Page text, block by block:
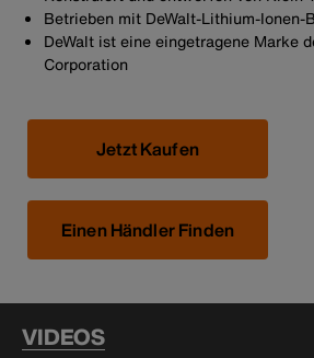
Betrieben mit DeWalt-Lithium-
DeWalt ist eine eingetragene Marke
Corporation
Jetzt Kaufen
Einen Händler Finden
VIDEOS